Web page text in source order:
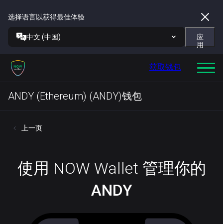
选择语言以获得最佳体验
中文 (中国)
应
用
获取钱包
ANDY (Ethereum) (ANDY)钱包
上一页
使用 NOW Wallet 管理你的
ANDY